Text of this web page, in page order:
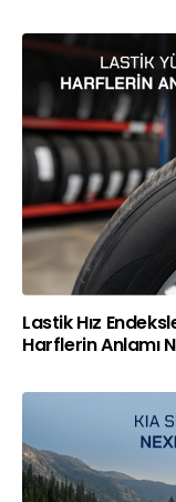
Lastik Hız
Harflerin Anlamı